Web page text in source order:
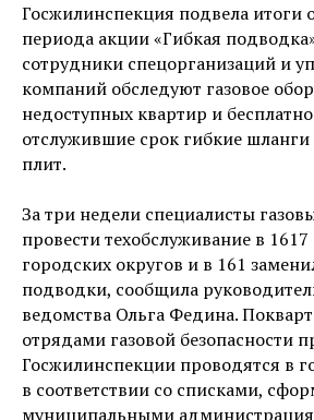
Госжилинспекция подвела итоги
периода акции «Гибкая
сотрудники спецорганизаций и
компаний обследуют газовое
недоступных квартир и
отслужившие срок гибкие шланги
плит.
За три недели специалисты
провести техобслуживание в 1617
городских округов и в 161
подводки, сообщила
ведомства Ольга Федина.
отрядами газовой безопасности
Госжилинспекции проводятся в
в соответствии со списками,
муниципальными